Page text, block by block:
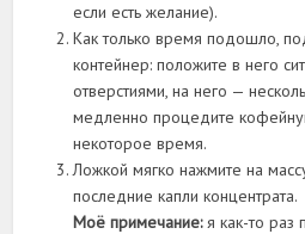
если есть желание).
Как только время подошло,
контейнер: положите в него
отверстиями, на него —
медленно процедите
некоторое время.
Ложкой мягко нажмите на
последние капли концентрата.
Моё примечание:я как-то раз